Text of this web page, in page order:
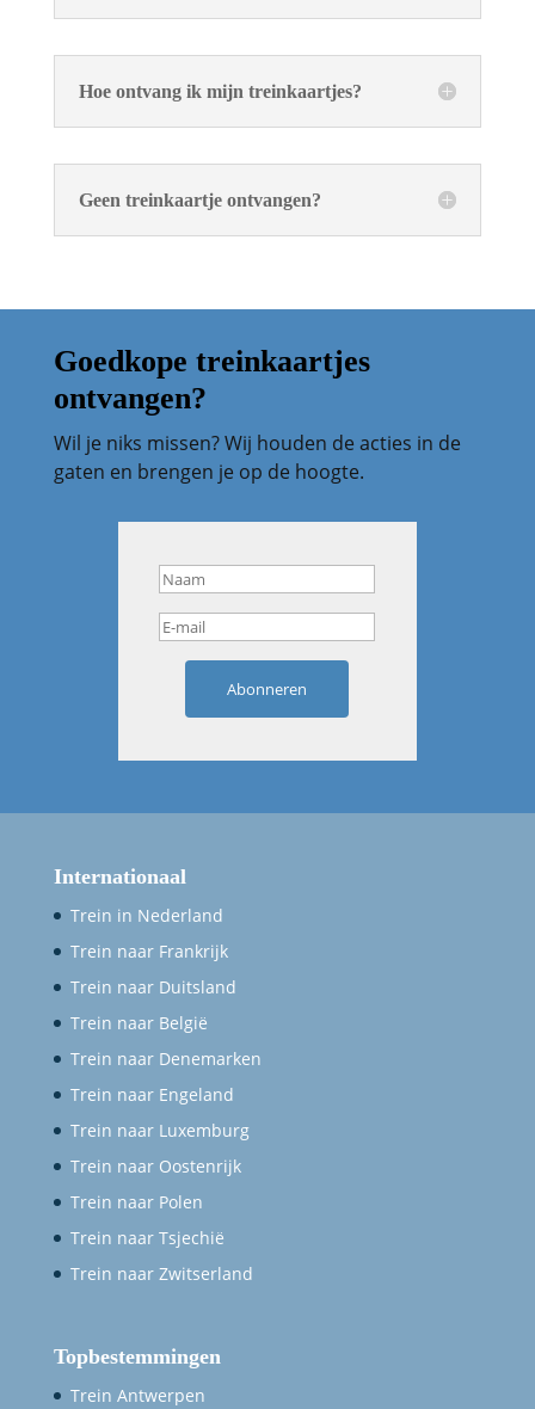
Hoe ontvang ik mijn treinkaartjes?
Geen treinkaartje ontvangen?
Goedkope treinkaartjes
ontvangen?
Wil je niks missen? Wij houden de acties in de
gaten en brengen je op de hoogte.
Abonneren
Internationaal
Trein in Nederland
Trein naar Frankrijk
Trein naar Duitsland
Trein naar België
Trein naar Denemarken
Trein naar Engeland
Trein naar Luxemburg
Trein naar Oostenrijk
Trein naar Polen
Trein naar Tsjechië
Trein naar Zwitserland
Topbestemmingen
Trein Antwerpen